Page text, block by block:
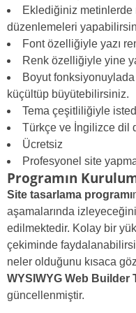
Eklediğiniz metinlerde
düzenlemeleri
Font özelliğiyle yazı
Renk özelliğiyle yine
Boyut fonksiyonuylada
küçültüp büyütebilirsiniz.
Tema çeşitliliğiyle
Türkçe ve İngilizce dil
Ücretsiz
Profesyonel site
Programın
Site tasarlama programı
aşamalarında
edilmektedir. Kolay bir
çekiminde
neler olduğunu kısaca
WYSIWYG Web Builder
güncellenmiştir.